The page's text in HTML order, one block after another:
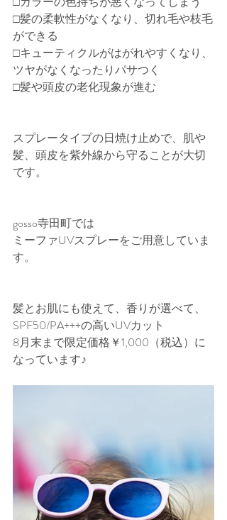
□髪の柔軟性がなくなり、切れ毛や枝毛
ができる
□キューティクルがはがれやすくなり、
ツヤがなくなったりパサつく
□髪や頭皮の老化現象が進む
スプレータイプの日焼け止めで、肌や
髪、頭皮を紫外線から守ることが大切
です。
gosso寺田町では
ミーファUVスプレーをご用意していま
す。
髪とお肌にも使えて、香りが選べて、
SPF50/PA+++の高いUVカット
8月末まで限定価格￥1,000（税込）に
なっています♪